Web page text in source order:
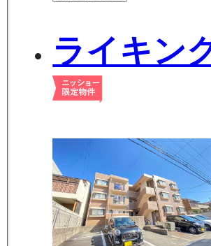
ライキン